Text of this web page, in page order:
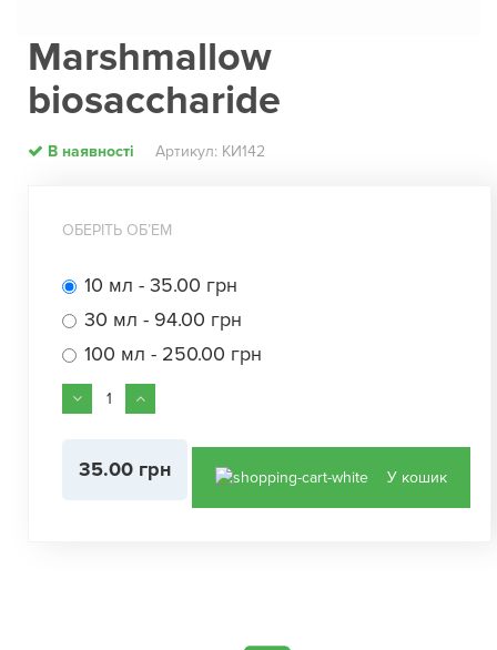
Marshmallow
biosaccharide
В наявності Артикул: КИ142
ОБЕРІТЬ ОБʼЕМ
10 мл - 35.00 грн
30 мл - 94.00 грн
100 мл - 250.00 грн
35.00 грн У кошик